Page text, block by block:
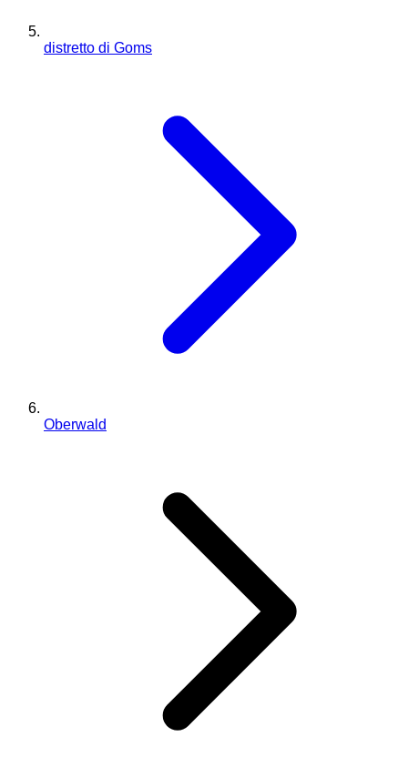
distretto di Goms
Oberwald